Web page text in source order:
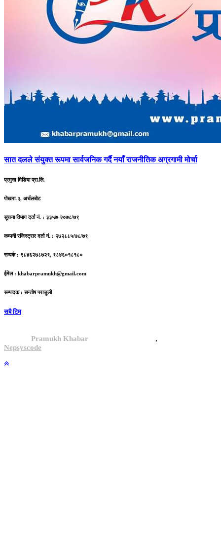
सातदलले संयुक्त रूपमा सार्वजनिक गर्दै नयाँ राजनीतिक अग्रगामी मोर्चा
प्रमुख मिडिया प्रा.लि.
पोखरा-२, अर्चलबोट
सूचना विभाग दर्ता नं. : ३३५७-२०७८/७९
कम्पनी रजिस्ट्रार दर्ता नं. : २७२८८५/७८/७९
सम्पर्क : ९८४६२७८७२९, ९८४६०१८१८०
ईमेल : khabarpramukh@gmail.com
सम्पादक : सन्तोष पराजुली
सबै टिम
Pramukh Khabar, All rights reserved. ,
Nepsyscode